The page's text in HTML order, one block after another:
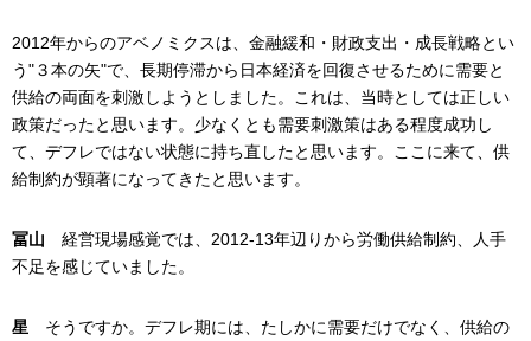
2012年からのアベノミクスは、金融緩和・財政支出・成長戦略とい
う"３本の矢"で、長期停滞から日本経済を回復させるために需要と
供給の両面を刺激しようとしました。これは、当時としては正しい
政策だったと思います。少なくとも需要刺激策はある程度成功し
て、デフレではない状態に持ち直したと思います。ここに来て、供
給制約が顕著になってきたと思います。
冨山 経営現場感覚では、2012-13年辺りから労働供給制約、人手
不足を感じていました。
星 そうですか。デフレ期には、たしかに需要だけでなく、供給の